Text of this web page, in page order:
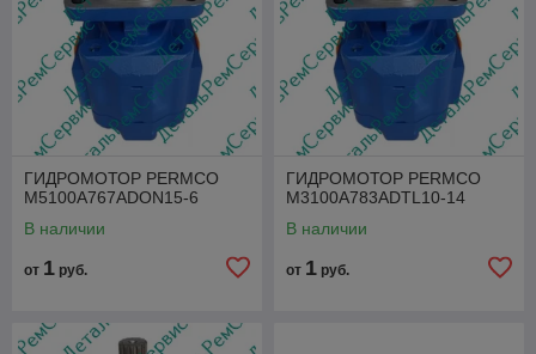
ГИДРОМОТОР PERMCO
M5100A767ADON15-6
В наличии
от 1 руб.
ГИДРОМОТОР PERMCO
M3100A783ADTL10-14
В наличии
от 1 руб.